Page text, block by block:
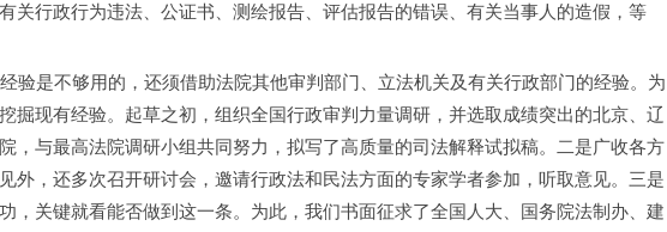
关行政行为违法、公证书、测绘报告、评估报告的错误、有关当事人的造假，等
验是不够用的，还须借助法院其他审判部门、立法机关及有关行政部门的经验。为
掘现有经验。起草之初，组织全国行政审判力量调研，并选取成绩突出的北京、辽
，与最高法院调研小组共同努力，拟写了高质量的司法解释试拟稿。二是广收各方
外，还多次召开研讨会，邀请行政法和民法方面的专家学者参加，听取意见。三是
，关键就看能否做到这一条。为此，我们书面征求了全国人大、国务院法制办、建